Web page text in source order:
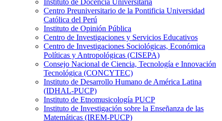
Instituto de Docencia Universitaria
Centro Preuniversitario de la Pontificia Universidad
Católica del Perú
Instituto de Opinión Pública
Centro de Investigaciones y Servicios Educativos
Centro de Investigaciones Sociológicas, Económica
Políticas y Antropológicas (CISEPA)
Consejo Nacional de Ciencia, Tecnología e Innovación
Tecnológica (CONCYTEC)
Instituto de Desarrollo Humano de América Latina
(IDHAL-PUCP)
Instituto de Etnomusicología PUCP
Instituto de Investigación sobre la Enseñanza de las
Matemáticas (IREM-PUCP)